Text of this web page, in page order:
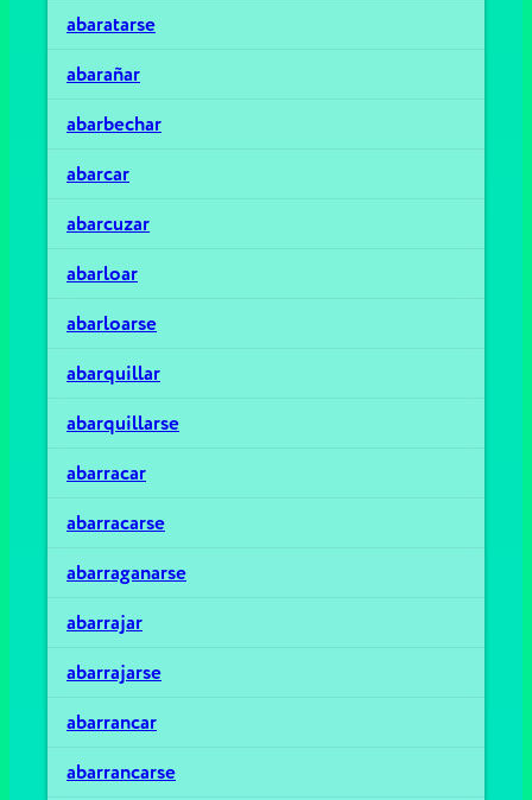
abaratarse
abarañar
abarbechar
abarcar
abarcuzar
abarloar
abarloarse
abarquillar
abarquillarse
abarracar
abarracarse
abarraganarse
abarrajar
abarrajarse
abarrancar
abarrancarse